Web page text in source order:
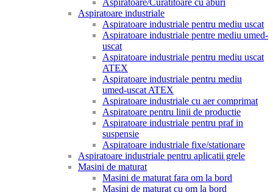
Aspiratoare/Curatitoare cu aburi
Aspiratoare industriale
Aspiratoare industriale pentru mediu uscat
Aspiratoare industriale pentre mediu umed-
uscat
Aspiratoare industriale pentru mediu uscat
ATEX
Aspiratoare industriale pentru mediu
umed-uscat ATEX
Aspiratoare industriale cu aer comprimat
Aspiratoare pentru linii de productie
Aspiratoare industriale pentru praf in
suspensie
Aspiratoare industriale fixe/stationare
Aspiratoare industriale pentru aplicatii grele
Masini de maturat
Masini de maturat fara om la bord
Masini de maturat cu om la bord